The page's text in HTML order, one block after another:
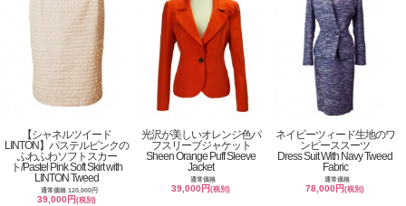
【シャネルツイード
LINTON】パステルピンクの
ふわふわソフトスカー
ト/Pastel Pink Soft Skirt with
LINTON Tweed
通常価格 120,000円
39,000円(税別)
光沢が美しいオレンジ色パ
フスリーブジャケット
Sheen Orange Puff Sleeve
Jacket
通常価格
39,000円(税別)
ネイビーツィード生地のワ
ンピーススーツ
Dress Suit With Navy Tweed
Fabric
通常価格
78,000円(税別)